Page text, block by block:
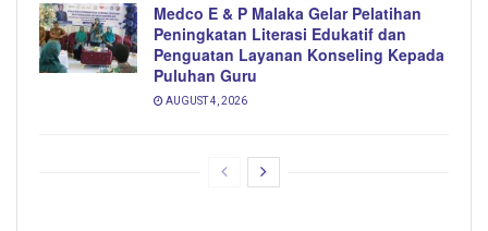
Medco E & P Malaka Gelar Pelatihan
Peningkatan Literasi Edukatif dan
Penguatan Layanan Konseling Kepada
Puluhan Guru
AUGUST 4, 2026